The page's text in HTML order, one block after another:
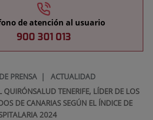
de atención al usuario
900 301 013
PRENSA| ACTUALIDAD
QUIRÓNSALUD TENERIFE, LÍDER DE LOS
DE CANARIAS SEGÚN EL ÍNDICE DE
2024